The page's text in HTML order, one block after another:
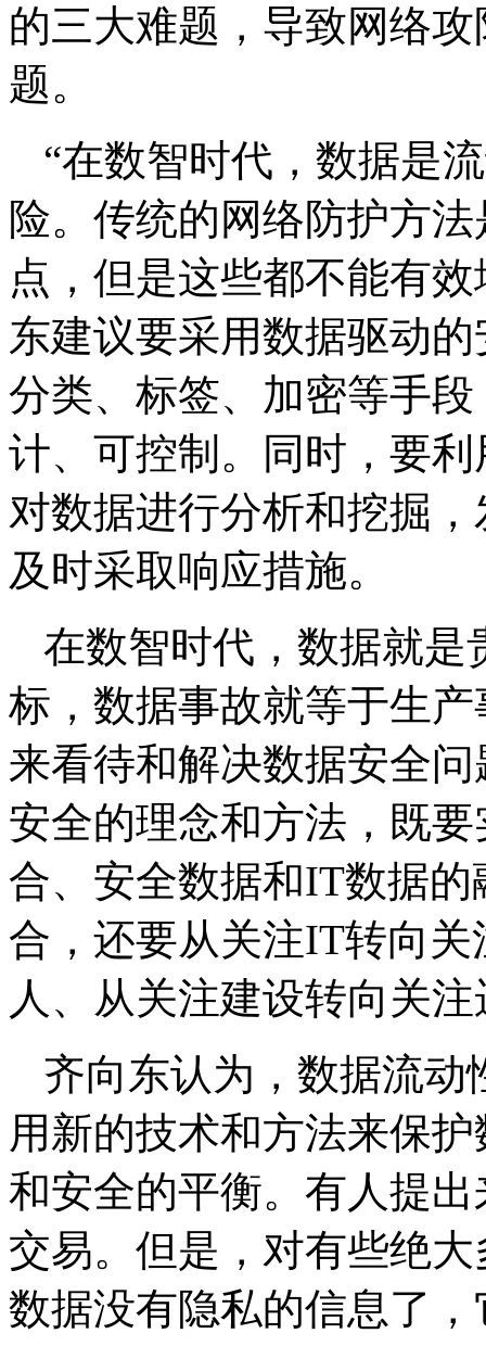
的三大难题，导致网络
题。
“在数智时代，数据是
险。传统的网络防护方
点，但是这些都不能有
东建议要采用数据驱动
分类、标签、加密等手
计、可控制。同时，要利
对数据进行分析和挖掘
及时采取响应措施。
在数智时代，数据就是
标，数据事故就等于生
来看待和解决数据安全
安全的理念和方法，既
合、安全数据和IT数据
合，还要从关注IT转向
人、从关注建设转向关
齐向东认为，数据流动
用新的技术和方法来保
和安全的平衡。有人提
交易。但是，对有些绝
数据没有隐私的信息了